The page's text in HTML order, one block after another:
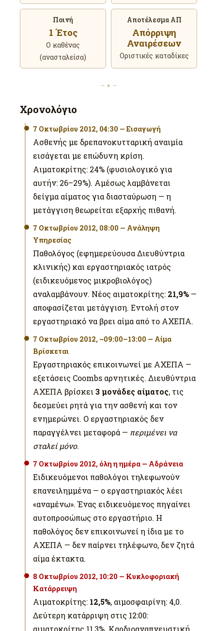
Ποινή
1 Έτος
Ο καθένας
(ανασταλείσα)
Αποτέλεσμα ΑΠ
Απόρριψη
Αναιρέσεων
Οριστικές καταδίκες
— ✦ —
Χρονολόγιο
7 Οκτωβρίου 2012, 04:30 — Εισαγωγή
Ασθενής με δρεπανοκυτταρική αναιμία
εισάγεται με επώδυνη κρίση.
Αιματοκρίτης: 24% (φυσιολογικό για
αυτήν: 26–29%). Αμέσως λαμβάνεται
δείγμα αίματος για διασταύρωση — η
μετάγγιση θεωρείται εξαρχής πιθανή.
7 Οκτωβρίου 2012, 08:00 — Ανάληψη
Υπηρεσίας
Παθολόγος (εφημερεύουσα Διευθύντρια
κλινικής) και εργαστηριακός ιατρός
(ειδικευόμενος μικροβιολόγος)
αναλαμβάνουν. Νέος αιματοκρίτης: 21,9% —
αποφασίζεται μετάγγιση. Εντολή στον
εργαστηριακό να βρει αίμα από το ΑΧΕΠΑ.
7 Οκτωβρίου 2012, ~09:00–13:00 — Αίμα
Βρίσκεται
Εργαστηριακός επικοινωνεί με ΑΧΕΠΑ —
εξετάσεις Coombs αρνητικές. Διευθύντρια
ΑΧΕΠΑ βρίσκει 3 μονάδες αίματος, τις
δεσμεύει ρητά για την ασθενή και τον
ενημερώνει. Ο εργαστηριακός δεν
παραγγέλνει μεταφορά — περιμένει να
σταλεί μόνο.
7 Οκτωβρίου 2012, όλη η ημέρα — Αδράνεια
Ειδικευόμενοι παθολόγοι τηλεφωνούν
επανειλημμένα — ο εργαστηριακός λέει
«αναμένω». Ένας ειδικευόμενος πηγαίνει
αυτοπροσώπως στο εργαστήριο. Η
παθολόγος δεν επικοινωνεί η ίδια με το
ΑΧΕΠΑ — δεν παίρνει τηλέφωνο, δεν ζητά
αίμα έκτακτα.
8 Οκτωβρίου 2012, 10:20 — Κυκλοφοριακή
Κατάρρειψη
Αιματοκρίτης: 12,5%, αιμοσφαιρίνη: 4,0.
Δεύτερη κατάρριψη στις 12:00:
αιματοκρίτης 11,3%. Καρδιοαναπνευστική